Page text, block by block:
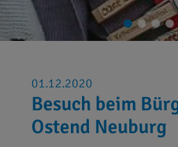
01.12.2020
Besuch beim
Ostend Neuburg